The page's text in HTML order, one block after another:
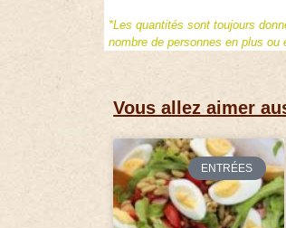
*Les quantités sont toujours
nombre de personnes en plus
Vous allez aimer
ENTRÉES